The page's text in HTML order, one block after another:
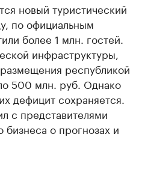
новый туристический
по официальным
более 1 млн. гостей.
инфраструктуры,
республикой
500 млн. руб. Однако
дефицит сохраняется.
с представителями
бизнеса о прогнозах и